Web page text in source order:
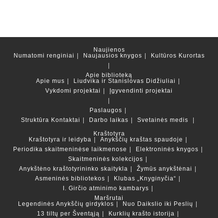
Naujienos
Numatomi renginiai
Naujausios knygos Kultūros Kurortas
Apie biblioteką
Apie mus
Liudvika ir Stanislovas Didžiuliai
Vykdomi projektai
Įgyvendinti projektai
Paslaugos
Struktūra Kontaktai Darbo laikas
Svetainės medis
Kraštotyra
Kraštotyra ir leidyba
Anykščių kraštas spaudoje
Periodika skaitmeninėse laikmenose
Elektroninės knygos
Skaitmeninės kolekcijos
Anykštėno kraštotyrininko skaitykla
Žymūs anykštėnai
Asmeninės bibliotekos
Klubas „Knyginyčia“
I. Girčio atminimo kambarys
Maršrutai
Legendinės Anykščių girdyklos
Nuo Daikslio iki Peslių
13 tiltų per Šventąją
Kurklių krašto istorija